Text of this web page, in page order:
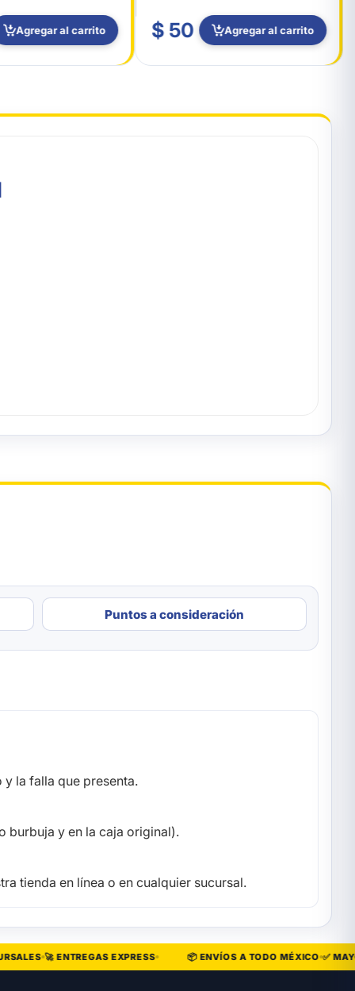
Agregar al carrito $ 50 Agregar al carrito
Puntos a consideración
la falla que presenta.
burbuja y en la caja original).
tienda en línea o en cualquier sucursal.
🚀 ENTREGAS EXPRESS 📦 ENVÍOS A TODO MÉXICO ✅